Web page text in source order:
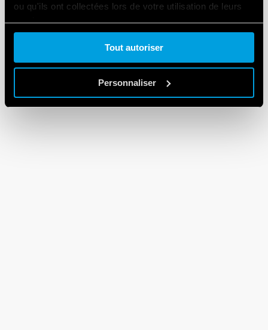
ou qu'ils ont collectées lors de votre utilisation de leurs
services.
Tout autoriser
Personnaliser